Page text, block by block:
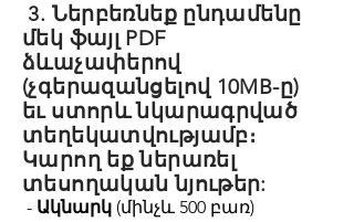
3. Ներբեռնեք ընդամենը
մեկ ֆայլ PDF
ձևաչափերով
(չգերազանցելով 10MB-ը)
եւ ստորև նկարագրված
տեղեկատվությամբ։
Կարող եք ներառել
տեսողական նյութեր:
- Ակնարկ (մինչև 500 բառ)